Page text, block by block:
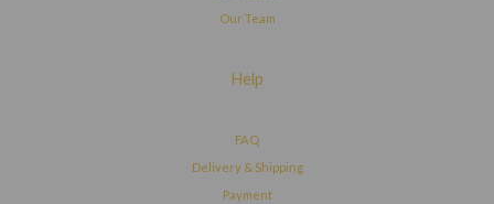
Our Team
Help
FAQ
Delivery & Shipping
Payment